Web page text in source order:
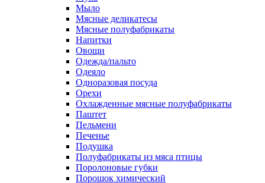
Мыло
Мясные деликатесы
Мясные полуфабрикаты
Напитки
Овощи
Одежда/пальто
Одеяло
Одноразовая посуда
Орехи
Охлажденные мясные полуфабрикаты
Паштет
Пельмени
Печенье
Подушка
Полуфабрикаты из мяса птицы
Поролоновые губки
Порошок химический